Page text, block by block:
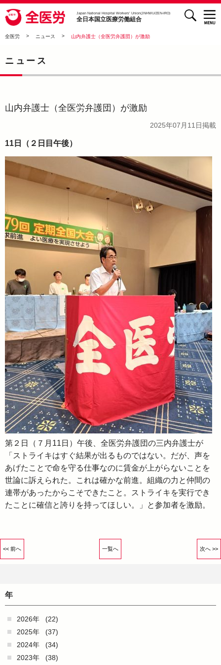
全医労 - 全日本国立医療労働組合 -
Japan National Hospital Workers’ Union(JNHWU/ZEN-IRO)
全日本国立医療労働組合
検索
全医労 > ニュース > 山内弁護士（全医労弁護団）が激励
ニュース
山内弁護士（全医労弁護団）が激励
2025年07月11日掲載
11日（２日目午後）
第２日（７月11日）午後、全医労弁護団の三内弁護士が
「ストライキはすぐ結果が出るものではない。だが、声を
あげたことで命を守る仕事なのに賃金が上がらないことを
世論に訴えられた。これは確かな前進。組織の力と仲間の
連帯があったからこそできたこと。ストライキを実行でき
たことに確信と誇りを持ってほしい。」と参加者を激励。
<< 前へ 一覧へ 次へ >>
年
2026年
(22)
2025年
(37)
2024年
(34)
2023年
(38)